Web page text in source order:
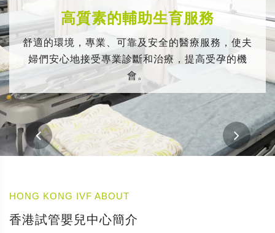
高質素的輔助生育服務
舒適的環境，專業、可靠及安全的醫療服務，使夫
婦們安心地接受專業診斷和治療，提高受孕的機
會。
HONG KONG IVF ABOUT
香港試管嬰兒中心簡介